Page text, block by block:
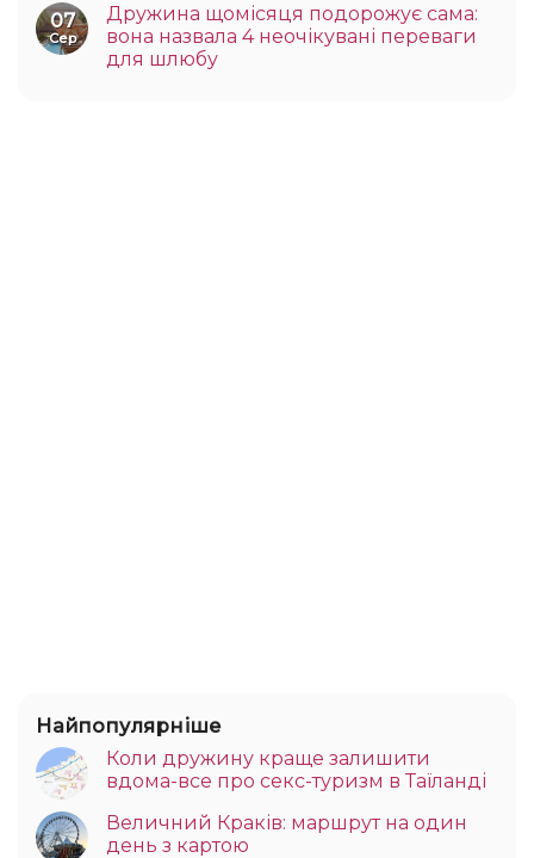
07
Сер
Дружина щомісяця подорожує сама:
вона назвала 4 неочікувані переваги
для шлюбу
Найпопулярніше
Коли дружину краще залишити
вдома-все про секс-туризм в Таїланді
Величний Краків: маршрут на один
день з картою